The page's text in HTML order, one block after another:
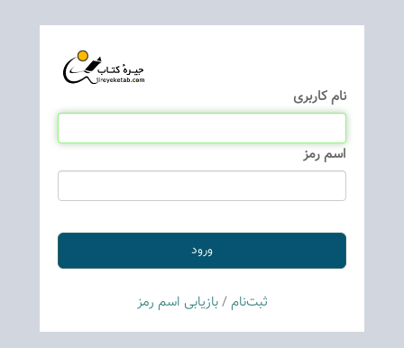
نام كاربری
اسم رمز
ثبت‌نام/بازیابی اسم رمز